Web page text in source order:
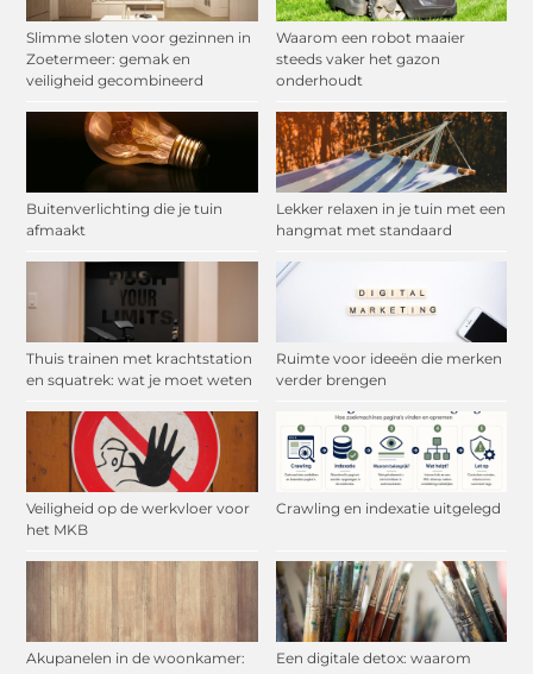
Slimme sloten voor gezinnen in
Zoetermeer: gemak en
veiligheid gecombineerd
Waarom een robot maaier
steeds vaker het gazon
onderhoudt
Buitenverlichting die je tuin
afmaakt
Lekker relaxen in je tuin met een
hangmat met standaard
Thuis trainen met krachtstation
en squatrek: wat je moet weten
Ruimte voor ideeën die merken
verder brengen
Veiligheid op de werkvloer voor
het MKB
Crawling en indexatie uitgelegd
Akupanelen in de woonkamer:
Een digitale detox: waarom